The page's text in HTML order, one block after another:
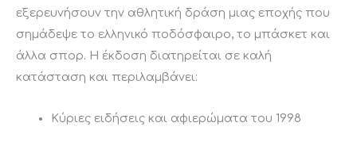
εξερευνήσουν την αθλητική δράση μιας εποχής που
σημάδεψε το ελληνικό ποδόσφαιρο, το μπάσκετ και
άλλα σπορ. Η έκδοση διατηρείται σε καλή
κατάσταση και περιλαμβάνει:
Κύριες ειδήσεις και αφιερώματα του 1998